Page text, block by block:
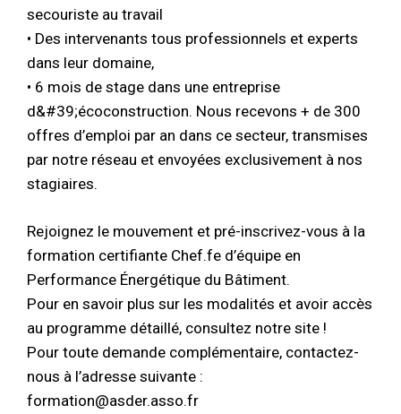
secouriste au travail
• Des intervenants tous professionnels et experts
dans leur domaine,
• 6 mois de stage dans une entreprise
d&#39;écoconstruction. Nous recevons + de 300
offres d’emploi par an dans ce secteur, transmises
par notre réseau et envoyées exclusivement à nos
stagiaires.
Rejoignez le mouvement et pré-inscrivez-vous à la
formation certifiante Chef.fe d’équipe en
Performance Énergétique du Bâtiment.
Pour en savoir plus sur les modalités et avoir accès
au programme détaillé, consultez notre site !
Pour toute demande complémentaire, contactez-
nous à l’adresse suivante :
formation@asder.asso.fr